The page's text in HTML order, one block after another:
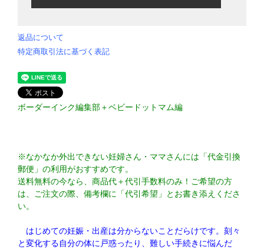
返品について
特定商取引法に基づく表記
ボーダーインク編集部＋ベビードットマム編
※なかなか外出できない妊婦さん・ママさんには「代金引換
郵便」の利用がおすすめです。
送料無料の今なら、商品代＋代引手数料のみ！ご希望の方
は、ご注文の際、備考欄に「代引希望」とお書き添えくださ
い。
はじめての妊娠・出産は分からないことだらけです。刻々
と変化する自分の体に戸惑ったり、難しい手続きに悩んだ